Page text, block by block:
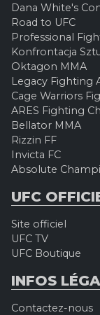
Dana White's
Road to UFC
Professional
Konfrontacja
Oktagon MMA
Legacy Fighting
Cage Warriors
ARES Fighting
Bellator MMA
Rizzin FF
Invicta FC
Absolute
UFC
Site officiel
UFC TV
UFC Boutique
INFOS
Contactez-nous